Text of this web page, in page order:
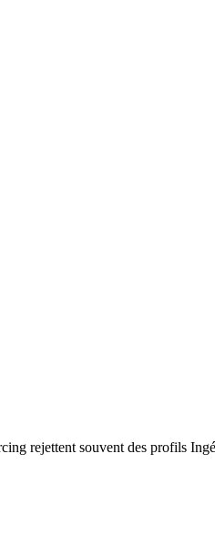
rejettent souvent des profils